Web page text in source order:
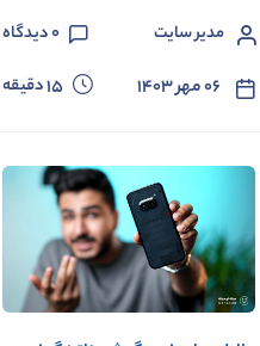
مدیر سایت 0دیدگاه
۰۶ مهر ۱۴۰۳ 15دقیقه